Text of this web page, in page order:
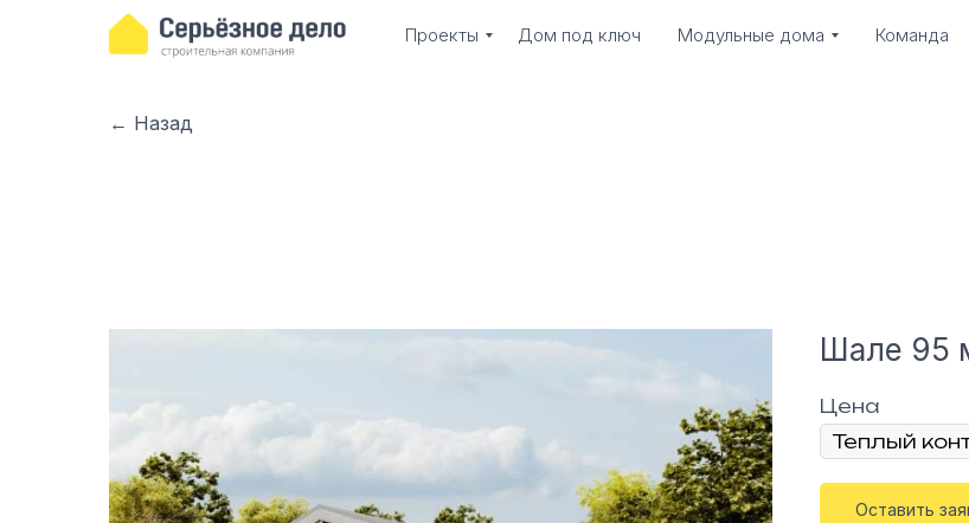
Проекты Команда
Дом под ключ Модульные дома
← Назад
Шале 95
Цена
Оставить